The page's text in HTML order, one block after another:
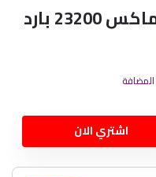
مكيف جري اسبيلت أي ماكس 23200 بارد
اشتري الان